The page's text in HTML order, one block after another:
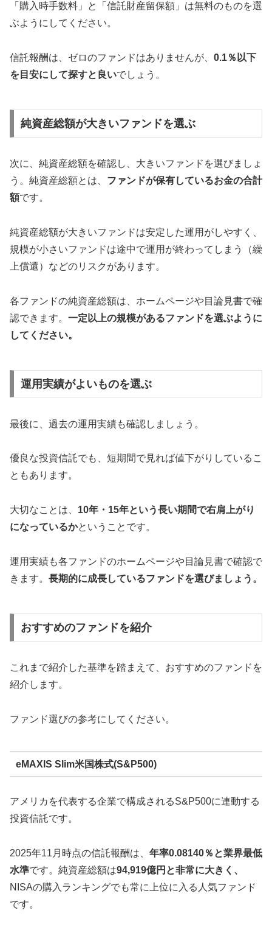
「購入時手数料」と「信託財産留保額」は無料のものを選
ぶようにしてください。
信託報酬は、ゼロのファンドはありませんが、 0.1％以下
を目安にして探すと良いでしょう。
純資産総額が大きいファンドを選ぶ
次に、純資産総額を確認し、大きいファンドを選びましょ
う。純資産総額とは、 ファンドが保有しているお金の合計
額です。
純資産総額が大きいファンドは安定した運用がしやすく、
規模が小さいファンドは途中で運用が終わってしまう（繰
上償還）などのリスクがあります。
各ファンドの純資産総額は、ホームページや目論見書で確
認できます。 一定以上の規模があるファンドを選ぶように
してください。
運用実績がよいものを選ぶ
最後に、過去の運用実績も確認しましょう。
優良な投資信託でも、短期間で見れば値下がりしているこ
ともあります。
大切なことは、 10年・15年という長い期間で右肩上がり
になっているかということです。
運用実績も各ファンドのホームページや目論見書で確認で
きます。 長期的に成長しているファンドを選びましょう。
おすすめのファンドを紹介
これまで紹介した基準を踏まえて、おすすめのファンドを
紹介します。
ファンド選びの参考にしてください。
eMAXIS Slim米国株式(S&P500)
アメリカを代表する企業で構成されるS&P500に連動する
投資信託です。
2025年11月時点の信託報酬は、 年率0.08140％と業界最低
水準です。純資産総額は94,919億円と非常に大きく、
NISAの購入ランキングでも常に上位に入る人気ファンド
です。